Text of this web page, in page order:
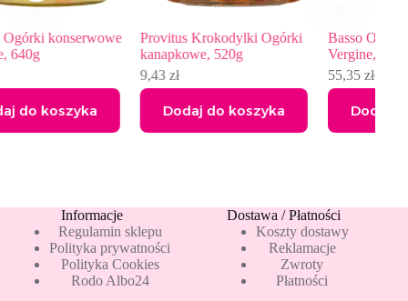
Provitus Krokodylki Ogórki
kanapkowe, 520g
Dodaj do koszyka
Basso Oliwa z oliwek Extra
Vergine, 1L
Pierwotna
wynosiła:
75,80 zł.
Aktualna
wynosi:
55,35 zł.
Dodaj do koszyka
Informacje
Regulamin sklepu
Polityka prywatności
Polityka Cookies
Rodo Albo24
Dostawa / Płatności
Koszty dostawy
Reklamacje
Zwroty
Płatności